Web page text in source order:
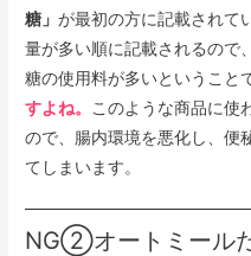
糖」が最初の方に記載されて
量が多い順に記載されるので
糖の使用料が多いということ
すよね。
このような商品に使
ので、腸内環境を悪化し、便
てしまいます。
NG②オートミール